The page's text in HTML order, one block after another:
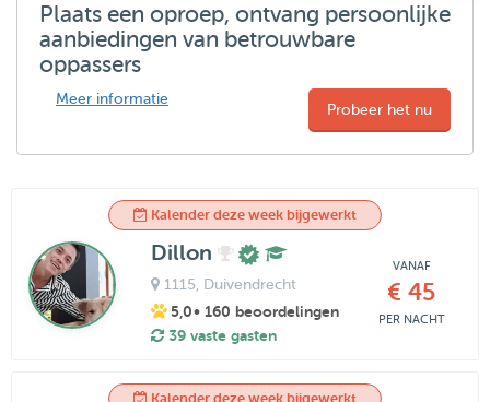
Plaats een oproep, ontvang persoonlijke
aanbiedingen van betrouwbare
oppassers
Meer informatie
Probeer het nu
Kalender deze week bijgewerkt
Dillon
1115, Duivendrecht
5,0• 160 beoordelingen
39 vaste gasten
VANAF
€ 45
PER NACHT
Kalender deze week bijgewerkt